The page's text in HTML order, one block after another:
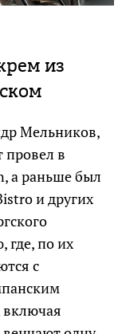
из
Мельников,
провел в
а раньше был
и других
где, по их
с
включая